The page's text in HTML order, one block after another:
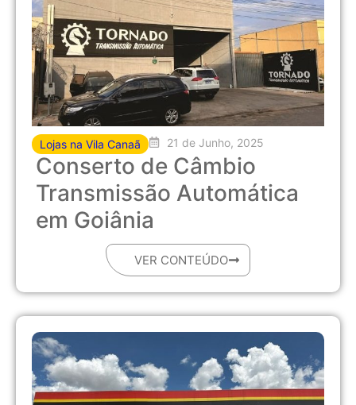
Lojas na Vila Canaã 21 de Junho, 2025
Conserto de Câmbio
Transmissão Automática
em Goiânia
VER CONTEÚDO